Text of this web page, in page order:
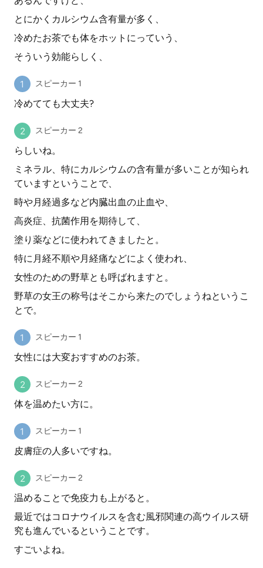
とにかくカルシウム含有量が多く、
冷めたお茶でも体をホットにっていう、
そういう効能らしく、
スピーカー 1
冷めてても大丈夫?
スピーカー 2
らしいね。
ミネラル、特にカルシウムの含有量が多いことが知られ
ていますということで、
時や月経過多など内臓出血の止血や、
高炎症、抗菌作用を期待して、
塗り薬などに使われてきましたと。
特に月経不順や月経痛などによく使われ、
女性のための野草とも呼ばれますと。
野草の女王の称号はそこから来たのでしょうねというこ
とで。
スピーカー 1
女性には大変おすすめのお茶。
スピーカー 2
体を温めたい方に。
スピーカー 1
皮膚症の人多いですね。
スピーカー 2
温めることで免疫力も上がると。
最近ではコロナウイルスを含む風邪関連の高ウイルス研
究も進んでいるということです。
すごいよね。